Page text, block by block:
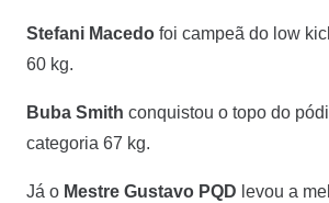
Stefani Macedo foi campeã do low
60 kg.
Buba Smith conquistou o topo do
categoria 67 kg.
Já o Mestre Gustavo PQD levou a